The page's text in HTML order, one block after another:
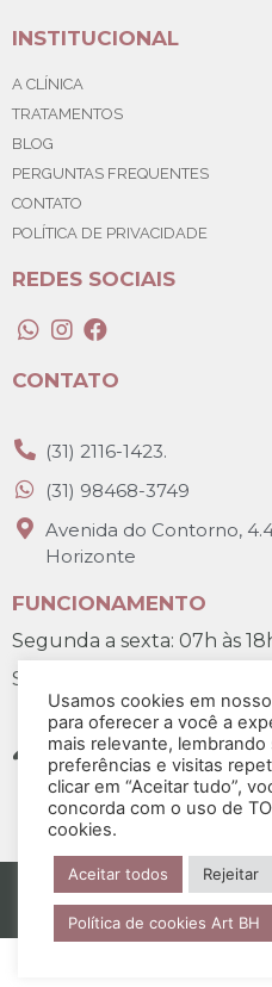
INSTITUCIONAL
A CLÍNICA
TRATAMENTOS
BLOG
PERGUNTAS FREQUENTES
CONTATO
POLÍTICA DE PRIVACIDADE
REDES SOCIAIS
CONTATO
(31) 2116-1423.
(31) 98468-3749
Avenida do Contorno,
Horizonte
FUNCIONAMENTO
Segunda a sexta: 07h às
Sábado: 07h30 às 12h
Todos os direitos reservados
Usamos cookies em
para oferecer a você a
mais relevante, lembrando
preferências e visitas
clicar em “Aceitar tudo”,
concorda com o uso de
cookies.
Aceitar todos Rejeitar
Política de cookies Art BH